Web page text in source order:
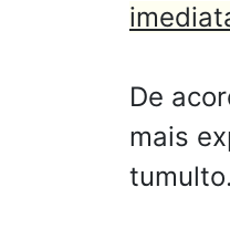
De
mais
tumulto.